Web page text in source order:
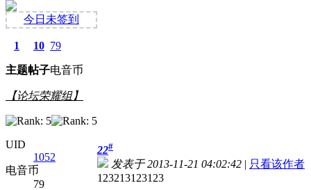
今日未签到
1
主题
10
帖子
79
电音币
【论坛荣耀组】
UID
1052
电音币
79
22#
发表于 2013-11-21 04:02:42 | 只看该作者
123213123123